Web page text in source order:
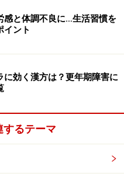
感と体調不良に…生活習慣を
イント
に効く漢方は？更年期障害に
するテーマ